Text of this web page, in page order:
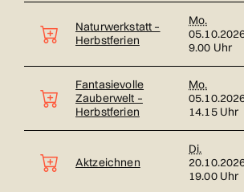
Naturwerkstatt –
Herbstferien
Mo.
9.00 Uhr
Fantasievolle
Zauberwelt –
Herbstferien
Mo.
14.15 Uhr
Aktzeichnen
Di.
19.00 Uhr